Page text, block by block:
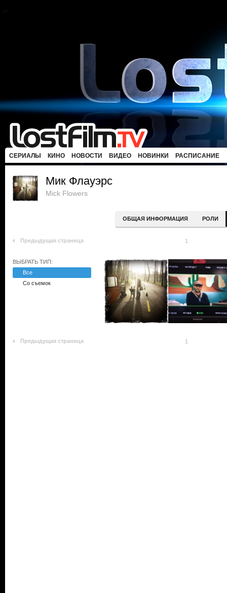
СЕРИАЛЫ КИНО НОВОСТИ ВИДЕО НОВИНКИ РАСПИСАНИЕ
Мик Флауэрс
Mick Flowers
ОБЩАЯ ИНФОРМАЦИЯ РОЛИ
Предыдущая страница 1
ВЫБРАТЬ ТИП:
Все
Со съемок
Предыдущая страница 1